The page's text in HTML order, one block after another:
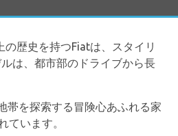
歴史を持つFiatは、スタイリ
は、都市部のドライブから長
帯を探索する冒険心あふれる家
ています。